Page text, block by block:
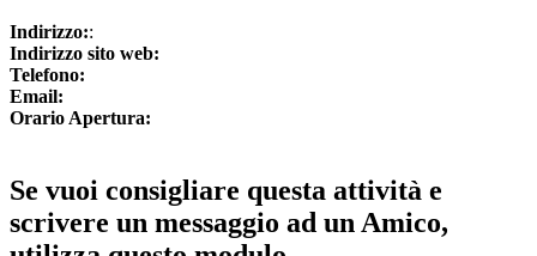
Indirizzo::
Indirizzo sito web:
Telefono:
Email:
Orario Apertura:
Se vuoi consigliare questa attività e
scrivere un messaggio ad un Amico,